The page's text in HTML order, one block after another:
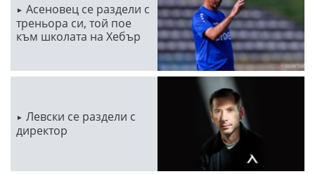
Асеновец се раздели с
треньора си, той пое
към школата на Хебър
Левски се раздели с
директор